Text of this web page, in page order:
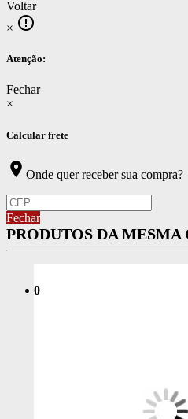
Voltar
× error_outline
Atenção:
Fechar
×
Calcular frete
location_on Onde quer receber sua compra?
Fechar
PRODUTOS DA MESMA
0